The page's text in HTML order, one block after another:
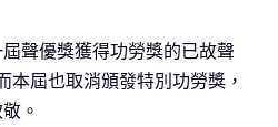
聲優獎獲得功勞獎的已故聲
本屆也取消頒發特別功勞獎，
。